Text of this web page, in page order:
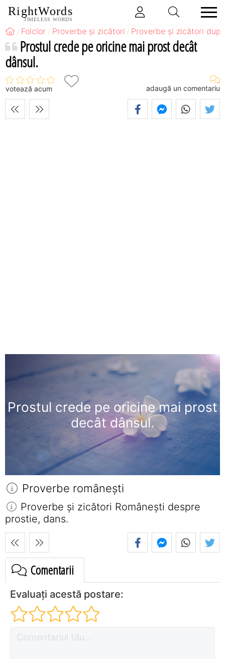
RightWords
TIMELESS WORDS
Folclor Proverbe și zicători Proverbe și zicători
Prostul crede pe oricine mai prost decât
dânsul.
votează acum adaugă un comentariu
Prostul crede pe oricine mai prost
decât dânsul.
Proverbe româneşti
Proverbe și zicători Româneşti despre
prostie, dans.
Comentarii
Evaluați acestă postare: